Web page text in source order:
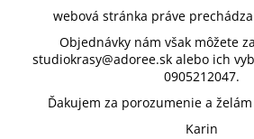
webová stránka práve
Objednávky nám však môžete
studiokrasy@adoree.sk alebo ich
0905212047.
Ďakujem za porozumenie a
Karin